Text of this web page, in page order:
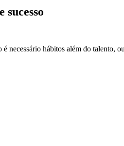
necessário hábitos além do